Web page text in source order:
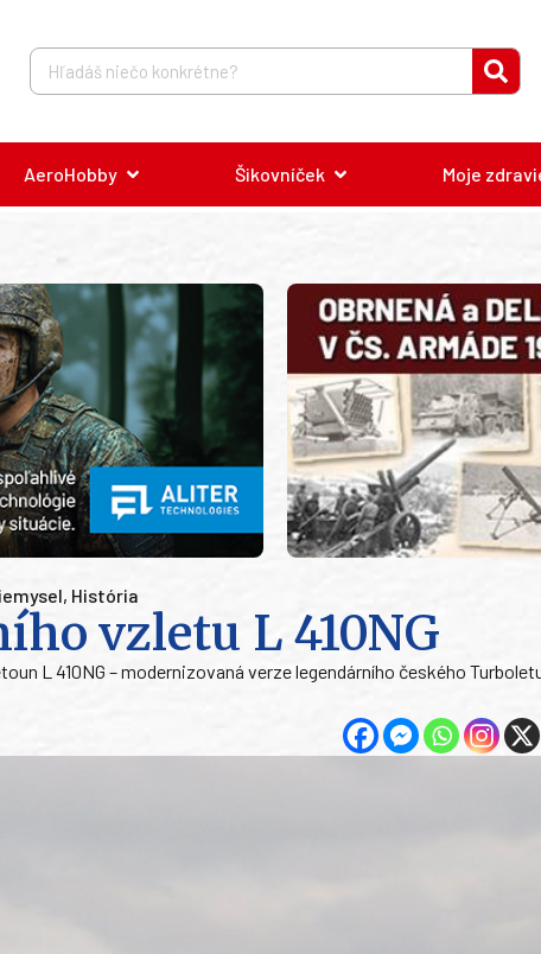
AeroHobby Šikovníček Moje
, História
vzletu L 410NG
L 410NG – modernizovaná verze legendárního českého